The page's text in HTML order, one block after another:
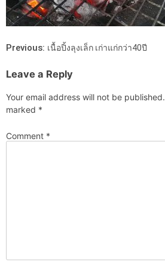
Previous: เนื้อปิ้งลุงเล็ก เก่าแก่กว่า40ปี
Leave a Reply
Your email address will not be published.
marked *
Comment *